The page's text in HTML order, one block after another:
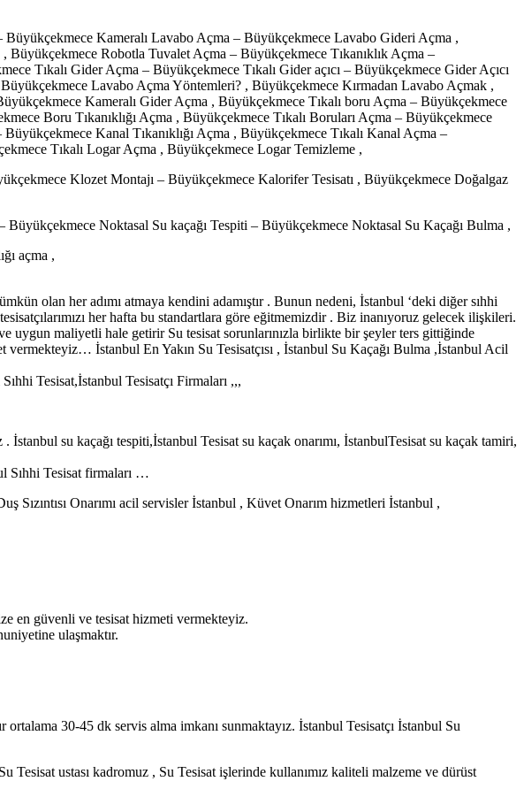
Kameralı Lavabo Açma – Büyükçekmece Lavabo Gideri Açma ,
Robotla Tuvalet Açma – Büyükçekmece Tıkanıklık Açma –
Tıkalı Gider Açma – Büyükçekmece Tıkalı Gider açıcı – Büyükçekmece Gider Açıcı
Lavabo Açma Yöntemleri? , Büyükçekmece Kırmadan Lavabo Açmak ,
Kameralı Gider Açma , Büyükçekmece Tıkalı boru Açma – Büyükçekmece
Boru Tıkanıklığı Açma , Büyükçekmece Tıkalı Boruları Açma – Büyükçekmece
Kanal Tıkanıklığı Açma , Büyükçekmece Tıkalı Kanal Açma –
Tıkalı Logar Açma , Büyükçekmece Logar Temizleme ,
Klozet Montajı – Büyükçekmece Kalorifer Tesisatı , Büyükçekmece Doğalgaz
Noktasal Su kaçağı Tespiti – Büyükçekmece Noktasal Su Kaçağı Bulma ,
açma ,
olan her adımı atmaya kendini adamıştır . Bunun nedeni, İstanbul ‘deki diğer sıhhi
her hafta bu standartlara göre eğitmemizdir . Biz inanıyoruz gelecek ilişkileri.
uygun maliyetli hale getirir Su tesisat sorunlarınızla birlikte bir şeyler ters gittiğinde
İstanbul En Yakın Su Tesisatçısı , İstanbul Su Kaçağı Bulma ,İstanbul Acil
Tesisat,İstanbul Tesisatçı Firmaları ,,,
su kaçağı tespiti,İstanbul Tesisat su kaçak onarımı, İstanbulTesisat su kaçak tamiri,
Sıhhi Tesisat firmaları …
Sızıntısı Onarımı acil servisler İstanbul , Küvet Onarım hizmetleri İstanbul ,
en güvenli ve tesisat hizmeti vermekteyiz.
ulaşmaktır.
ortalama 30-45 dk servis alma imkanı sunmaktayız. İstanbul Tesisatçı İstanbul Su
Tesisat ustası kadromuz , Su Tesisat işlerinde kullanımız kaliteli malzeme ve dürüst